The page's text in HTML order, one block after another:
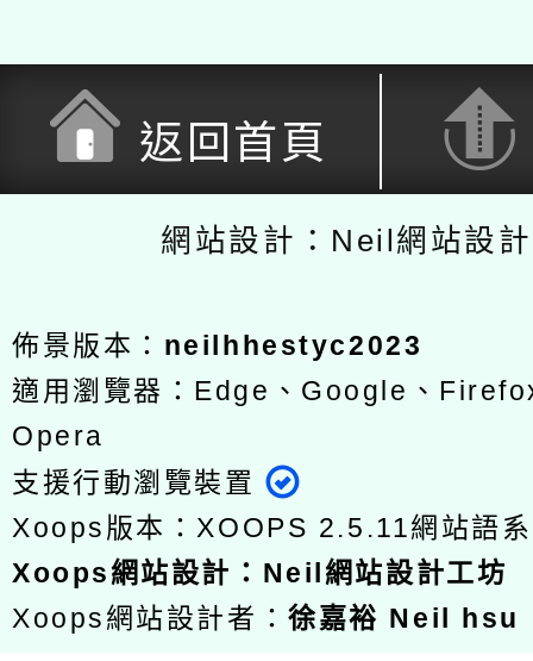
返回首頁
網站設計：Neil網站設
佈景版本： neilhhestyc2023
適用瀏覽器：Edge、Google、
Opera
支援行動瀏覽裝置
Xoops版本： XOOPS 2.5.11網站語
Xoops網站設計 ： Neil網站設計工坊
Xoops網站設計者：徐嘉裕 Neil hsu